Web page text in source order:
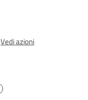
Vedi azioni